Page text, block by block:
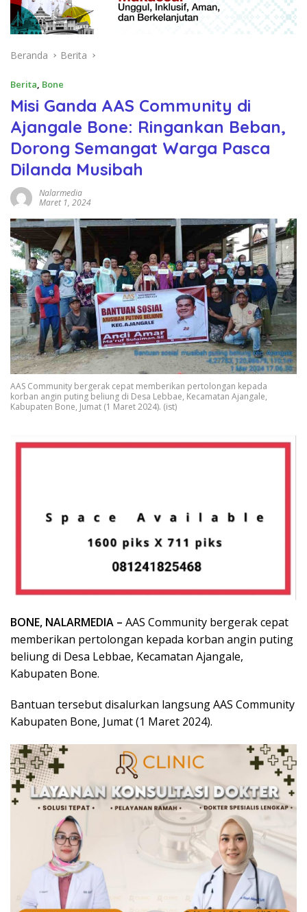
Beranda Berita
Berita, Bone
Misi Ganda AAS Community di
Ajangale Bone: Ringankan Beban,
Dorong Semangat Warga Pasca
Dilanda Musibah
Nalarmedia
Maret 1, 2024
AAS Community bergerak cepat memberikan pertolongan kepada
korban angin puting beliung di Desa Lebbae, Kecamatan Ajangale,
Kabupaten Bone, Jumat (1 Maret 2024). (ist)
BONE, NALARMEDIA – AAS Community bergerak cepat
memberikan pertolongan kepada korban angin puting
beliung di Desa Lebbae, Kecamatan Ajangale,
Kabupaten Bone.
Bantuan tersebut disalurkan langsung AAS Community
Kabupaten Bone, Jumat (1 Maret 2024).